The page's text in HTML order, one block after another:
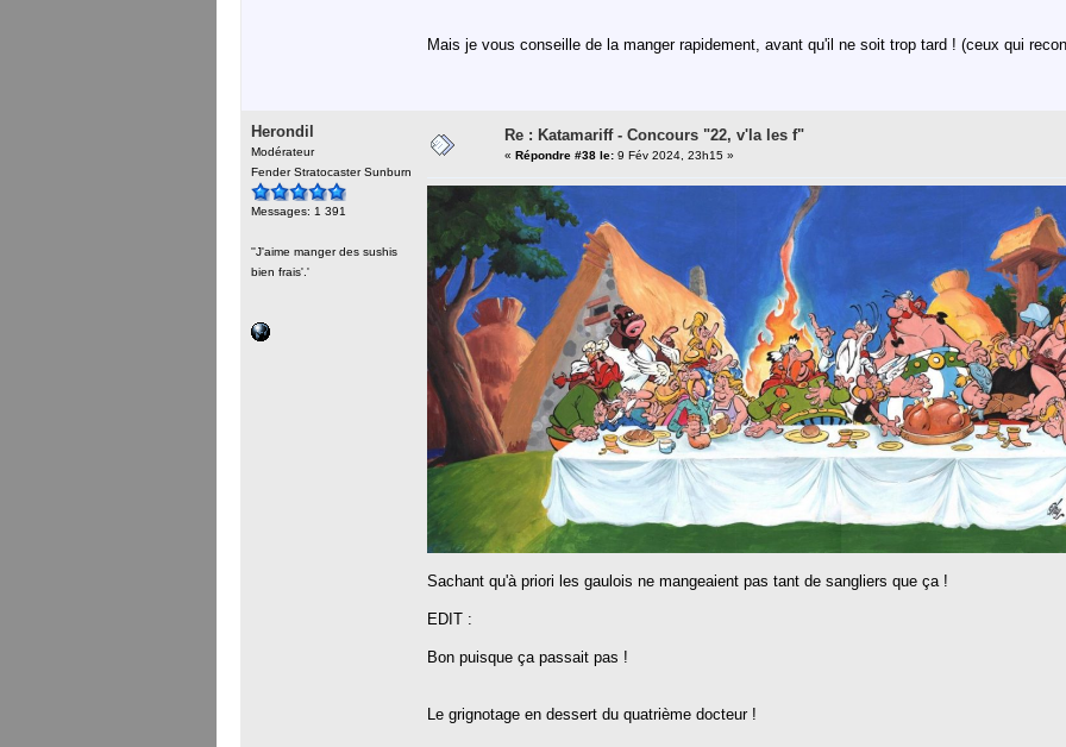
Mais je vous conseille de la manger rapidement, avant qu'il ne soit trop tard ! (ceux qui
Herondil
Modérateur
Fender Stratocaster Sunburn
Messages: 1 391
''J'aime manger des sushis
bien frais'.'
Re : Katamariff - Concours "22, v'la les f"
« Répondre #38 le: 9 Fév 2024, 23h15 »
Sachant qu'à priori les gaulois ne mangeaient pas tant de sangliers que ça !
EDIT :
Bon puisque ça passait pas !
Le grignotage en dessert du quatrième docteur !